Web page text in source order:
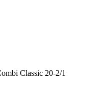
Classic 20-2/1